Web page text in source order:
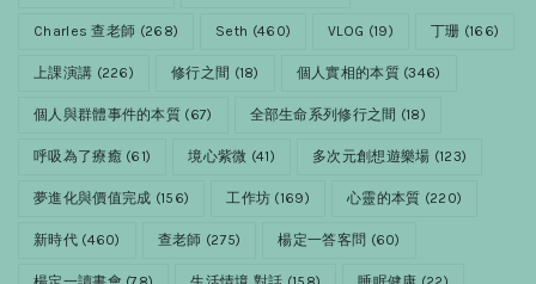
Charles 查老師 (268) Seth (460) VLOG (19) 丁珊 (166)
上課演講 (226) 修行之間 (18) 個人實相的本質(346)
個人與群體事件的本質 (67) 全部生命系列修行之間 (18)
呼吸為了療癒 (61) 境心紫微 (41) 多次元創想遊樂場 (123)
夢進化與價值完成 (156) 工作坊 (169) 心靈的本質 (220)
新時代(460) 查老師 (275) 楊定一答客問 (60)